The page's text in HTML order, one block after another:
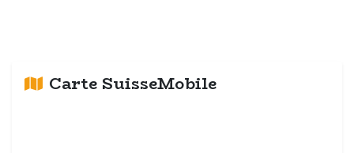
Carte SuisseMobile